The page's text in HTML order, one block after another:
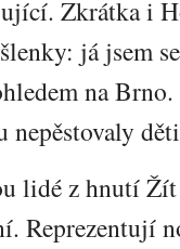
Zkrátka i
já jsem
na
nepěstovaly
lidé z hnutí
Reprezentují